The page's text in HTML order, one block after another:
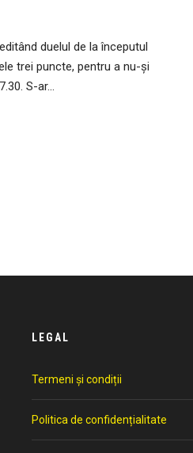
duelul de la începutul
trei puncte, pentru a nu-și
S-ar...
LEGAL
Termeni și condiții
Politica de confidențialitate